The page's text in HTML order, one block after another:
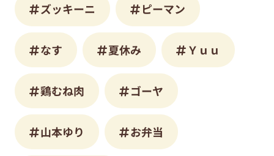
ズッキーニ ピーマン
なす 夏休み Ｙｕｕ
鶏むね肉 ゴーヤ
山本ゆり お弁当